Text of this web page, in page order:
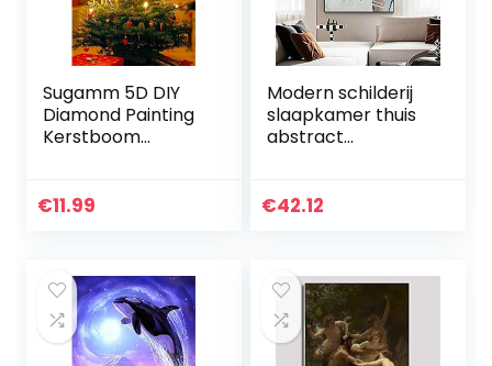
Sugamm 5D DIY
Diamond Painting
Kerstboom
Kit Strassteentjes,
€11.99
Modern schilderij
slaapkamer thuis
abstract
muurschildering
€42.12